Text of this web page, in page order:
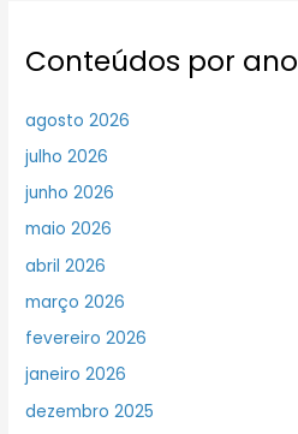
Conteúdos por ano
agosto 2026
julho 2026
junho 2026
maio 2026
abril 2026
março 2026
fevereiro 2026
janeiro 2026
dezembro 2025